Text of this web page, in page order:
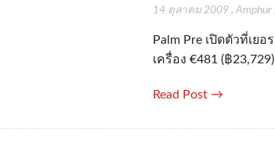
14 ตุลาคม 2009 , Amphur,
Palm Pre เปิดตัวที่เย
เครื่อง €481 (฿
Read Post →